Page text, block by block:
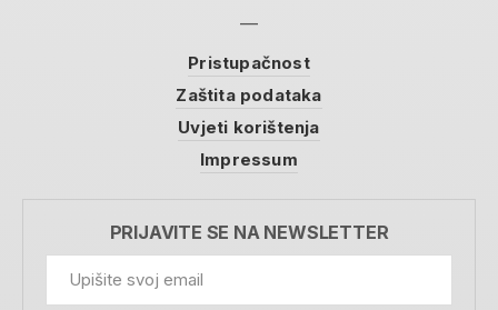
Pristupačnost
Zaštita podataka
Uvjeti korištenja
Impressum
PRIJAVITE SE NA NEWSLETTER